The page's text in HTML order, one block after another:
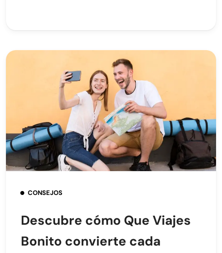
CONSEJOS
Descubre cómo Que Viajes
Bonito convierte cada